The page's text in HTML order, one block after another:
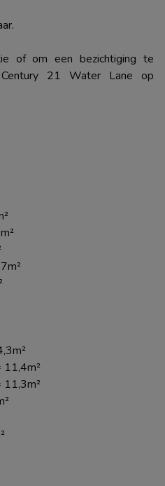
of om een bezichtiging te
21 Water Lane op
11,4m²
11,3m²